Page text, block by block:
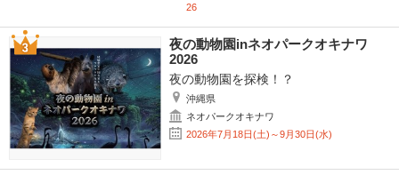
26
夜の動物園inネオパークオキナワ
2026
夜の動物園を探検！？
沖縄県
ネオパークオキナワ
2026年7月18日(土)～9月30日(水)